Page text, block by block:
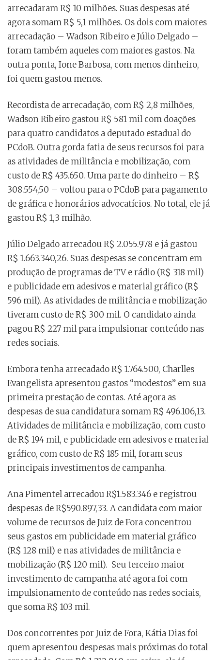
arrecadaram R$ 10 milhões. Suas despesas até
agora somam R$ 5,1 milhões. Os dois com maiores
arrecadação – Wadson Ribeiro e Júlio Delgado –
foram também aqueles com maiores gastos. Na
outra ponta, Ione Barbosa, com menos dinheiro,
foi quem gastou menos.
Recordista de arrecadação, com R$ 2,8 milhões,
Wadson Ribeiro gastou R$ 581 mil com doações
para quatro candidatos a deputado estadual do
PCdoB. Outra gorda fatia de seus recursos foi para
as atividades de militância e mobilização, com
custo de R$ 435.650. Uma parte do dinheiro – R$
308.554,50 – voltou para o PCdoB para pagamento
de gráfica e honorários advocatícios. No total, ele já
gastou R$ 1,3 milhão.
Júlio Delgado arrecadou R$ 2.055.978 e já gastou
R$ 1.663.340,26. Suas despesas se concentram em
produção de programas de TV e rádio (R$ 318 mil)
e publicidade em adesivos e material gráfico (R$
596 mil). As atividades de militância e mobilização
tiveram custo de R$ 300 mil. O candidato ainda
pagou R$ 227 mil para impulsionar conteúdo nas
redes sociais.
Embora tenha arrecadado R$ 1.764.500, Charlles
Evangelista apresentou gastos “modestos” em sua
primeira prestação de contas. Até agora as
despesas de sua candidatura somam R$ 496.106,13.
Atividades de militância e mobilização, com custo
de R$ 194 mil, e publicidade em adesivos e material
gráfico, com custo de R$ 185 mil, foram seus
principais investimentos de campanha.
Ana Pimentel arrecadou R$1.583.346 e registrou
despesas de R$590.897,33. A candidata com maior
volume de recursos de Juiz de Fora concentrou
seus gastos em publicidade em material gráfico
(R$ 128 mil) e nas atividades de militância e
mobilização (R$ 120 mil). Seu terceiro maior
investimento de campanha até agora foi com
impulsionamento de conteúdo nas redes sociais,
que soma R$ 103 mil.
Dos concorrentes por Juiz de Fora, Kátia Dias foi
quem apresentou despesas mais próximas do total